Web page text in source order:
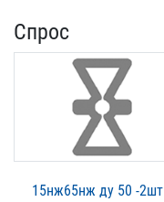
Спрос
15нж65нж ду 50 -2шт